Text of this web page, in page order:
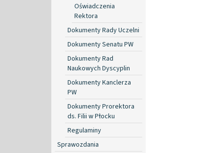
Oświadczenia
Rektora
Dokumenty Rady Uczelni
Dokumenty Senatu PW
Dokumenty Rad
Naukowych Dyscyplin
Dokumenty Kanclerza
PW
Dokumenty Prorektora
ds. Filii w Płocku
Regulaminy
Sprawozdania